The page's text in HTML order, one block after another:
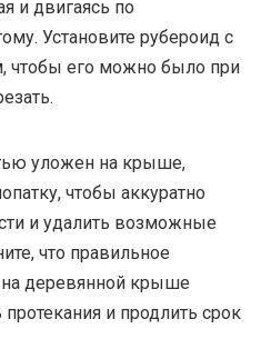
и двигаясь по
Установите рубероид с
чтобы его можно было при
уложен на крыше,
чтобы аккуратно
и удалить возможные
что правильное
деревянной крыше
и продлить срок